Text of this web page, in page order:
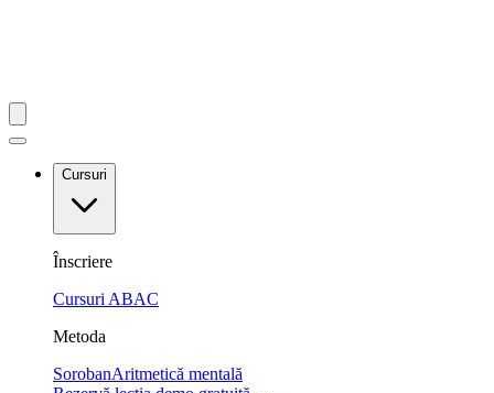
Cursuri
Înscriere
Cursuri ABAC
Metoda
SorobanAritmetică mentală